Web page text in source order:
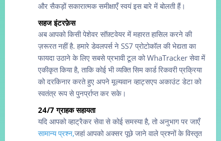
और सैकड़ों सकारात्मक समीक्षाएँ स्वयं इस बारे में बोलती हैं।
सहज इंटरफ़ेस
अब आपको किसी पेशेवर सॉफ़्टवेयर में महारत हासिल करने की
ज़रूरत नहीं है. हमारे डेवलपर्स ने SS7 प्रोटोकॉल की भेद्यता का
फायदा उठाने के लिए सबसे प्रभावी टूल को WhaTracker सेवा में
एकीकृत किया है, ताकि कोई भी व्यक्ति सिम कार्ड रिकवरी प्रक्रिया
को दरकिनार करते हुए अपने मूल्यवान व्हाट्सएप अकाउंट डेटा को
स्वतंत्र रूप से पुनर्प्राप्त कर सके।
24/7 ग्राहक सहायता
यदि आपको व्हाट्रैकर सेवा से कोई समस्या है, तो अनुभाग पर जाएँ
सामान्य प्रश्न,जहां आपको अक्सर पूछे जाने वाले प्रश्नों के विस्तृत